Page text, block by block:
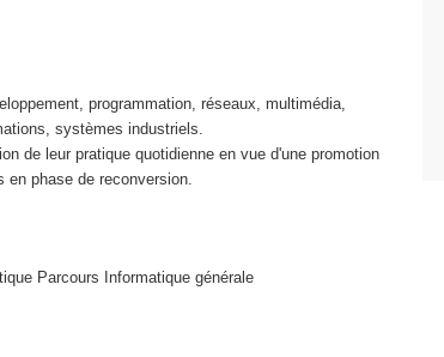
programmation, réseaux, multimédia,
systèmes industriels.
de leur pratique quotidienne en vue d'une promotion
phase de reconversion.
Parcours Informatique générale